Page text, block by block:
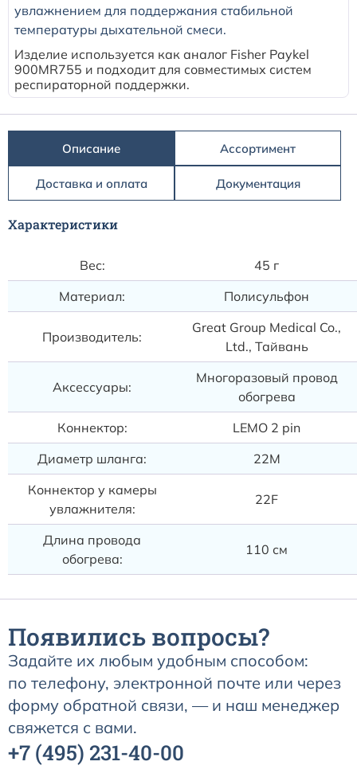
увлажнением для поддержания стабильной
температуры дыхательной смеси.
Изделие используется как аналог Fisher Paykel
900MR755 и подходит для совместимых систем
респираторной поддержки.
Описание Ассортимент
Доставка и оплата Документация
Характеристики
Вес:
45 г
Материал:
Полисульфон
Производитель:
Great Group Medical Co.,
Ltd., Тайвань
Аксессуары:
Многоразовый провод
обогрева
Коннектор:
LEMO 2 pin
Диаметр шланга:
22M
Коннектор у камеры
увлажнителя:
22F
Длина провода
обогрева:
110 см
Появились вопросы?
Задайте их любым удобным способом:
по телефону, электронной почте или через
форму обратной связи, — и наш менеджер
свяжется с вами.
+7 (495) 231-40-00